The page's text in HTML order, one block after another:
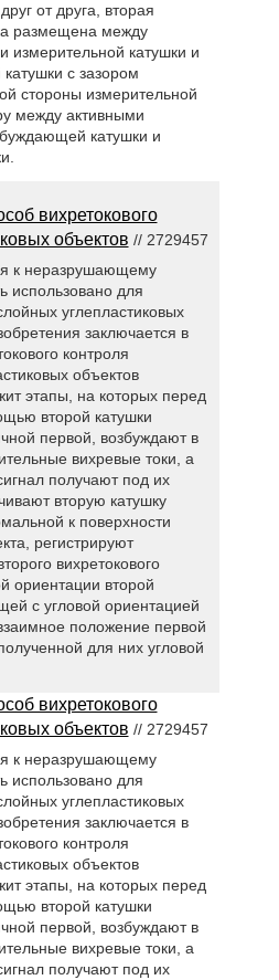
от друга, вторая
размещена между
измерительной катушки и
с зазором
стороны измерительной
между активными
катушки и
вихретокового
объектов // 2729457
к неразрушающему
использовано для
углепластиковых
заключается в
контроля
объектов
этапы, на которых перед
второй катушки
первой, возбуждают в
вихревые токи, а
получают под их
вторую катушку
к поверхности
регистрируют
вихретокового
ориентации второй
с угловой ориентацией
положение первой
для них угловой
вихретокового
объектов // 2729457
к неразрушающему
использовано для
углепластиковых
заключается в
контроля
объектов
этапы, на которых перед
второй катушки
первой, возбуждают в
вихревые токи, а
получают под их